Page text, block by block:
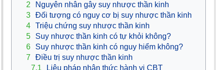
2
Nguyên nhân gây suy nhược thần kinh
3 Đối tượng có nguy cơ bị suy nhược thần kinh
4 Triệu chứng suy nhược thần kinh
5
Suy nhược thần kinh có tự khỏi không?
6
Suy nhược thần kinh có nguy hiểm không?
7
Điều trị suy nhược thần kinh
7.1
Liệu pháp nhận thức hành vi CBT